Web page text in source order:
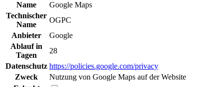
Name
Google Maps
Technischer
Name
OGPC
Anbieter
Google
Ablauf in
Tagen
28
Datenschutz https://policies.google.com/privacy
Zweck
Nutzung von Google Maps auf der Website